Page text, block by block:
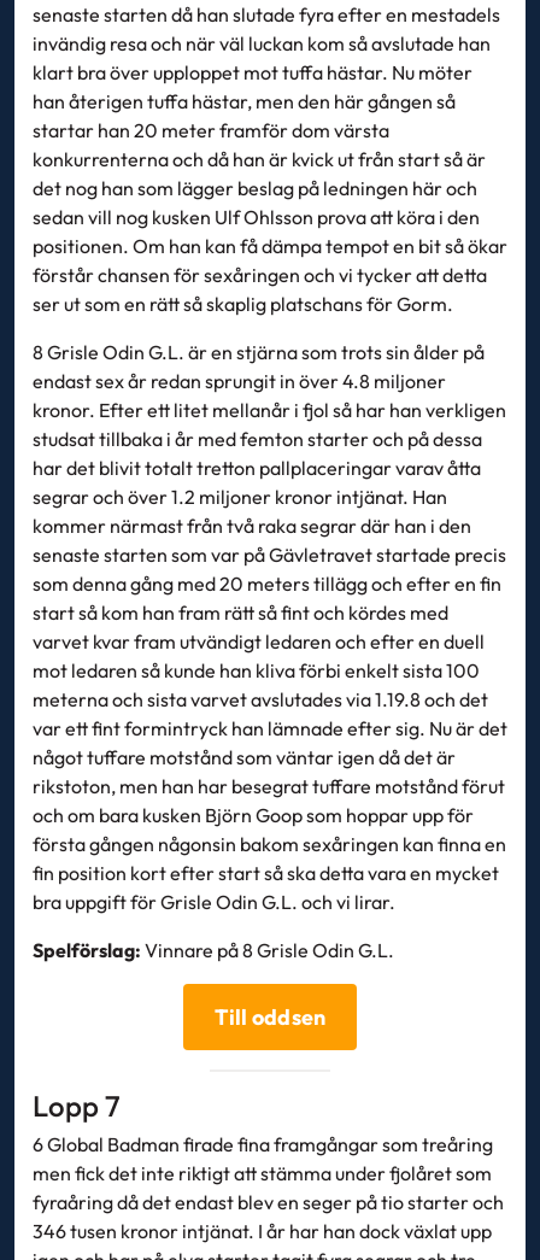
senaste starten då han slutade fyra efter en mestadels
invändig resa och när väl luckan kom så avslutade han
klart bra över upploppet mot tuffa hästar. Nu möter
han återigen tuffa hästar, men den här gången så
startar han 20 meter framför dom värsta
konkurrenterna och då han är kvick ut från start så är
det nog han som lägger beslag på ledningen här och
sedan vill nog kusken Ulf Ohlsson prova att köra i den
positionen. Om han kan få dämpa tempot en bit så ökar
förstår chansen för sexåringen och vi tycker att detta
ser ut som en rätt så skaplig platschans för Gorm.
8 Grisle Odin G.L. är en stjärna som trots sin ålder på
endast sex år redan sprungit in över 4.8 miljoner
kronor. Efter ett litet mellanår i fjol så har han verkligen
studsat tillbaka i år med femton starter och på dessa
har det blivit totalt tretton pallplaceringar varav åtta
segrar och över 1.2 miljoner kronor intjänat. Han
kommer närmast från två raka segrar där han i den
senaste starten som var på Gävletravet startade precis
som denna gång med 20 meters tillägg och efter en fin
start så kom han fram rätt så fint och kördes med
varvet kvar fram utvändigt ledaren och efter en duell
mot ledaren så kunde han kliva förbi enkelt sista 100
meterna och sista varvet avslutades via 1.19.8 och det
var ett fint formintryck han lämnade efter sig. Nu är det
något tuffare motstånd som väntar igen då det är
rikstoton, men han har besegrat tuffare motstånd förut
och om bara kusken Björn Goop som hoppar upp för
första gången någonsin bakom sexåringen kan finna en
fin position kort efter start så ska detta vara en mycket
bra uppgift för Grisle Odin G.L. och vi lirar.
Spelförslag: Vinnare på 8 Grisle Odin G.L.
Till oddsen
Lopp 7
6 Global Badman firade fina framgångar som treåring
men fick det inte riktigt att stämma under fjolåret som
fyraåring då det endast blev en seger på tio starter och
346 tusen kronor intjänat. I år har han dock växlat upp